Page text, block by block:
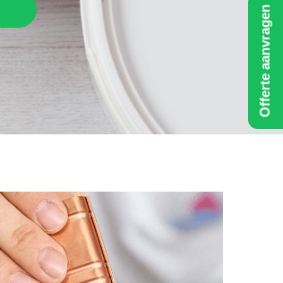
Offerte aanvragen